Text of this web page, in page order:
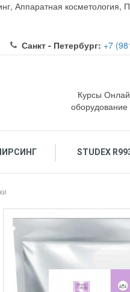
Аппаратная косметология,
Санкт - Петербург: +7
Курсы
STUDEX